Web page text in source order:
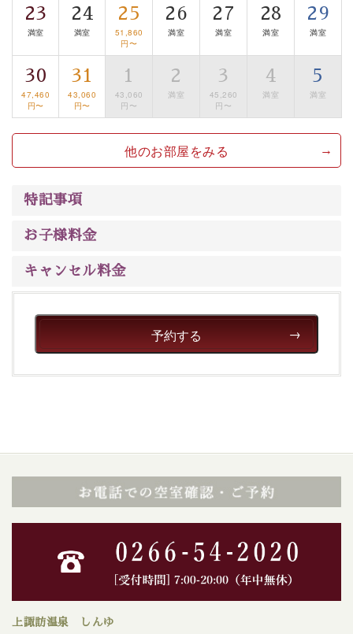
23
満室
24
満室
25
51,860
円〜
26
満室
27
満室
28
満室
29
満室
30
47,460
円〜
31
43,060
円〜
1
43,060
円〜
2
満室
3
45,260
円〜
4
満室
5
満室
他のお部屋をみる
特記事項
お子様料金
キャンセル料金
予約する
上諏訪温泉 しんゆ